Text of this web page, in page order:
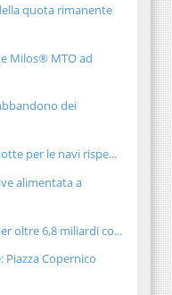
quota rimanente
Milos® MTO ad
dei
per le navi rispe...
alimentata a
oltre 6,8 miliardi co...
Copernico